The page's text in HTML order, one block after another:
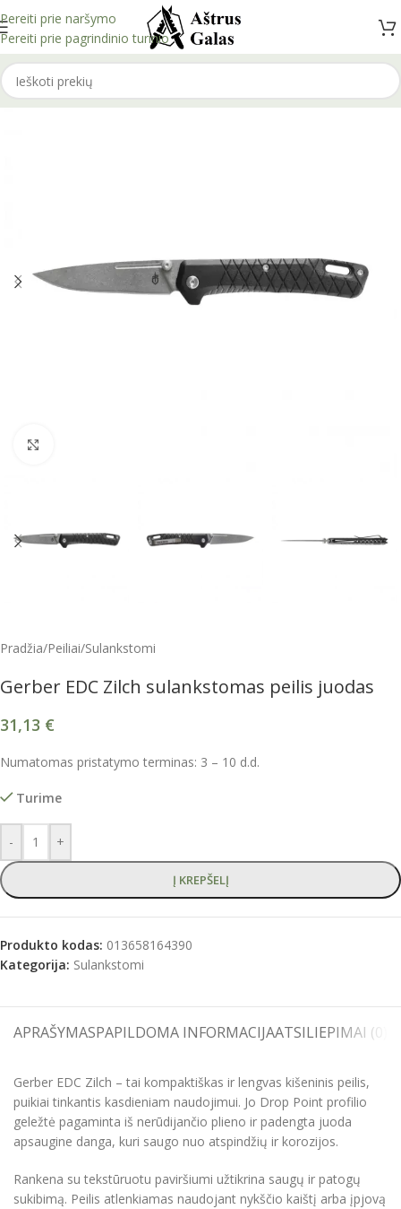
Pereiti prie naršymo
Pereiti prie pagrindinio turinio
Pradžia/Peiliai/Sulankstomi
Gerber EDC Zilch sulankstomas peilis juodas
31,13 €
Numatomas pristatymo terminas: 3 – 10 d.d.
Turime
- +
Į KREPŠELĮ
Produkto kodas: 013658164390
Kategorija: Sulankstomi
APRAŠYMASPAPILDOMA INFORMACIJAATSILIEPIMAI (0)
Gerber EDC Zilch – tai kompaktiškas ir lengvas kišeninis peilis,
puikiai tinkantis kasdieniam naudojimui. Jo Drop Point profilio
geležtė pagaminta iš nerūdijančio plieno ir padengta juoda
apsaugine danga, kuri saugo nuo atspindžių ir korozijos.
Rankena su tekstūruotu paviršiumi užtikrina saugų ir patogų
sukibimą. Peilis atlenkiamas naudojant nykščio kaištį arba įpjovą